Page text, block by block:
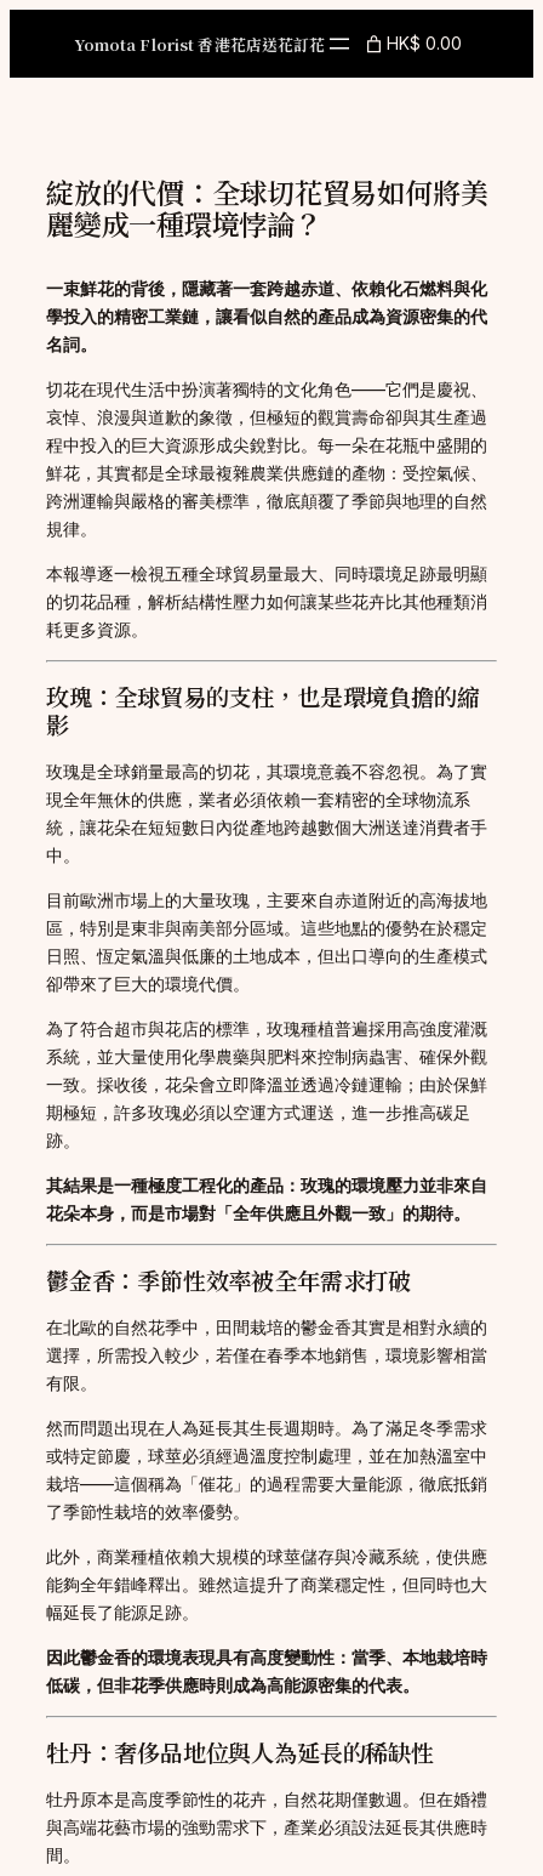
Yomota Florist 香港花店送花訂花 HK$ 0.00
綻放的代價：全球切花貿易如何將美
麗變成一種環境悖論？
一束鮮花的背後，隱藏著一套跨越赤道、依賴化石燃料與化
學投入的精密工業鏈，讓看似自然的產品成為資源密集的代
名詞。
切花在現代生活中扮演著獨特的文化角色——它們是慶祝、
哀悼、浪漫與道歉的象徵，但極短的觀賞壽命卻與其生產過
程中投入的巨大資源形成尖銳對比。每一朵在花瓶中盛開的
鮮花，其實都是全球最複雜農業供應鏈的產物：受控氣候、
跨洲運輸與嚴格的審美標準，徹底顛覆了季節與地理的自然
規律。
本報導逐一檢視五種全球貿易量最大、同時環境足跡最明顯
的切花品種，解析結構性壓力如何讓某些花卉比其他種類消
耗更多資源。
玫瑰：全球貿易的支柱，也是環境負擔的縮
影
玫瑰是全球銷量最高的切花，其環境意義不容忽視。為了實
現全年無休的供應，業者必須依賴一套精密的全球物流系
統，讓花朵在短短數日內從產地跨越數個大洲送達消費者手
中。
目前歐洲市場上的大量玫瑰，主要來自赤道附近的高海拔地
區，特別是東非與南美部分區域。這些地點的優勢在於穩定
日照、恆定氣溫與低廉的土地成本，但出口導向的生產模式
卻帶來了巨大的環境代價。
為了符合超市與花店的標準，玫瑰種植普遍採用高強度灌溉
系統，並大量使用化學農藥與肥料來控制病蟲害、確保外觀
一致。採收後，花朵會立即降溫並透過冷鏈運輸；由於保鮮
期極短，許多玫瑰必須以空運方式運送，進一步推高碳足
跡。
其結果是一種極度工程化的產品：玫瑰的環境壓力並非來自
花朵本身，而是市場對「全年供應且外觀一致」的期待。
鬱金香：季節性效率被全年需求打破
在北歐的自然花季中，田間栽培的鬱金香其實是相對永續的
選擇，所需投入較少，若僅在春季本地銷售，環境影響相當
有限。
然而問題出現在人為延長其生長週期時。為了滿足冬季需求
或特定節慶，球莖必須經過溫度控制處理，並在加熱溫室中
栽培——這個稱為「催花」的過程需要大量能源，徹底抵銷
了季節性栽培的效率優勢。
此外，商業種植依賴大規模的球莖儲存與冷藏系統，使供應
能夠全年錯峰釋出。雖然這提升了商業穩定性，但同時也大
幅延長了能源足跡。
因此鬱金香的環境表現具有高度變動性：當季、本地栽培時
低碳，但非花季供應時則成為高能源密集的代表。
牡丹：奢侈品地位與人為延長的稀缺性
牡丹原本是高度季節性的花卉，自然花期僅數週。但在婚禮
與高端花藝市場的強勁需求下，產業必須設法延長其供應時
間。